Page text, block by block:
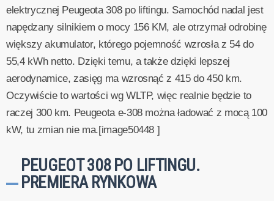
elektrycznej Peugeota 308 po liftingu. Samochód nadal jest
napędzany silnikiem o mocy 156 KM, ale otrzymał odrobinę
większy akumulator, którego pojemność wzrosła z 54 do
55,4 kWh netto. Dzięki temu, a także dzięki lepszej
aerodynamice, zasięg ma wzrosnąć z 415 do 450 km.
Oczywiście to wartości wg WLTP, więc realnie będzie to
raczej 300 km. Peugeota e-308 można ładować z mocą 100
kW, tu zmian nie ma.[image50448 ]
PEUGEOT 308 PO LIFTINGU.
PREMIERA RYNKOWA